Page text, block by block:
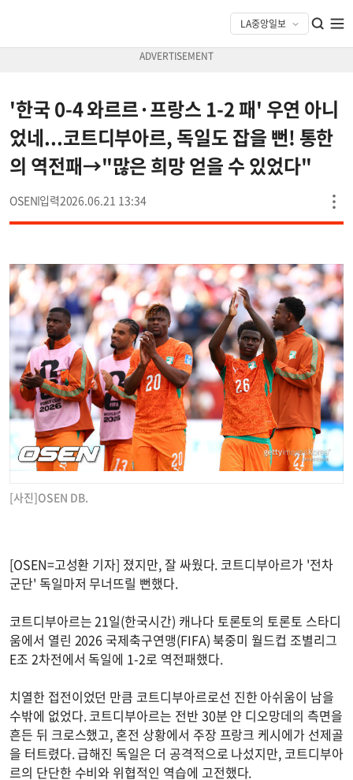
'한국 0-4 와르르·프랑스 1-2 패' 우연 아니
었네...코트디부아르, 독일도 잡을 뻔! 통한
의 역전패→"많은 희망 얻을 수 있었다"
OSEN 2026.06.21 13:34
[사진]OSEN DB.
[OSEN=고성환 기자] 졌지만, 잘 싸웠다. 코트디부아르가 '전차
군단' 독일마저 무너뜨릴 뻔했다.
코트디부아르는 21일(한국시간) 캐나다 토론토의 토론토 스타디
움에서 열린 2026 국제축구연맹(FIFA) 북중미 월드컵 조별리그
E조 2차전에서 독일에 1-2로 역전패했다.
치열한 접전이었던 만큼 코트디부아르로선 진한 아쉬움이 남을
수밖에 없었다. 코트디부아르는 전반 30분 얀 디오망데의 측면을
흔든 뒤 크로스했고, 혼전 상황에서 주장 프랑크 케시에가 선제골
을 터트렸다. 급해진 독일은 더 공격적으로 나섰지만, 코트디부아
르의 단단한 수비와 위협적인 역습에 고전했다.